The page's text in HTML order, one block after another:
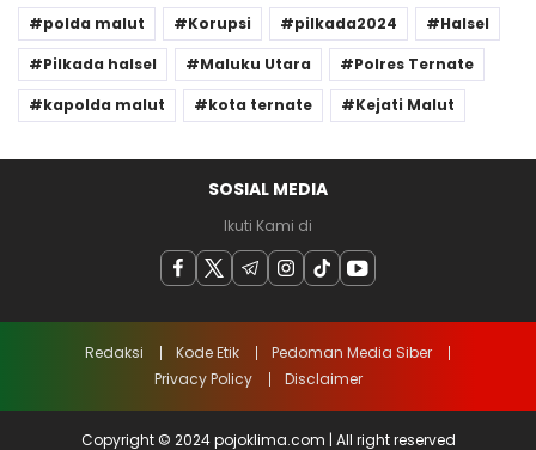
polda malut Korupsi pilkada2024
Halsel
Pilkada halsel
Maluku Utara
Polres Ternate
kapolda malut
kota ternate Kejati Malut
SOSIAL MEDIA
Ikuti Kami di
Redaksi Kode Etik
Pedoman Media Siber
Privacy Policy
Disclaimer
Copyright © 2024 pojoklima.com | All right reserved